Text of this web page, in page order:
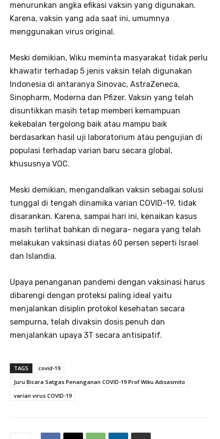
menurunkan angka efikasi vaksin yang digunakan.
Karena, vaksin yang ada saat ini, umumnya
menggunakan virus original.
Meski demikian, Wiku meminta masyarakat tidak perlu
khawatir terhadap 5 jenis vaksin telah digunakan
Indonesia di antaranya Sinovac, AstraZeneca,
Sinopharm, Moderna dan Pfizer. Vaksin yang telah
disuntikkan masih tetap memberi kemampuan
kekebalan tergolong baik atau mampu baik
berdasarkan hasil uji laboratorium atau pengujian di
populasi terhadap varian baru secara global,
khususnya VOC.
Meski demikian, mengandalkan vaksin sebagai solusi
tunggal di tengah dinamika varian COVID-19, tidak
disarankan. Karena, sampai hari ini, kenaikan kasus
masih terlihat bahkan di negara- negara yang telah
melakukan vaksinasi diatas 60 persen seperti Israel
dan Islandia.
Upaya penanganan pandemi dengan vaksinasi harus
dibarengi dengan proteksi paling ideal yaitu
menjalankan disiplin protokol kesehatan secara
sempurna, telah divaksin dosis penuh dan
menjalankan upaya 3T secara antisipatif.
TAGS
covid-19
Juru Bicara Satgas Penanganan COVID-19 Prof Wiku Adisasmito
varian virus COVID-19